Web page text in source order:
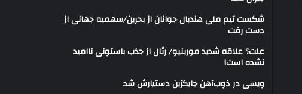
شکست تیم ملی هندبال جوانان از بحرین/سهمیه جهانی از
دست رفت
علت؟ علاقه شدید مورینیو/ رئال از جذب باستونی ناامید
نشده است!
ویسی در ذوب‌آهن جایگزین دستیارش شد